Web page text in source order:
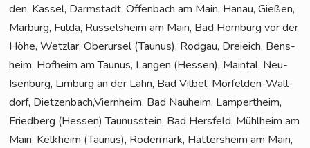
den, Kas­sel, Darm­stadt, Offen­bach am Main, Hanau, Gie­ßen,
Mar­burg, Ful­da, Rüs­sels­heim am Main, Bad Hom­burg vor der
Höhe, Wetz­lar, Ober­ur­sel (Tau­nus), Rod­gau, Drei­eich, Bens­
heim, Hof­heim am Tau­nus, Lan­gen (Hes­sen), Main­tal, Neu-
Isen­burg, Lim­burg an der Lahn, Bad Vil­bel, Mör­fel­den-Wall­
dorf, Dietzenbach,Viernheim, Bad Nau­heim, Lam­pert­heim,
Fried­berg (Hes­sen) Tau­nus­stein, Bad Hers­feld, Mühl­heim am
Main, Kelk­heim (Tau­nus), Röder­mark, Hat­ters­heim am Main,